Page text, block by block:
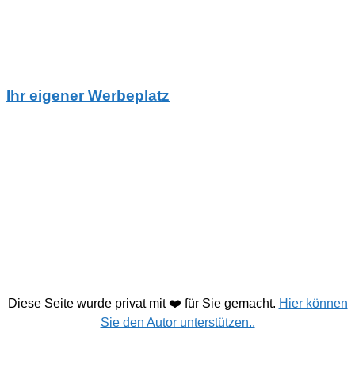
Ihr eigener Werbeplatz
Diese Seite wurde privat mit ❤️ für Sie gemacht. Hier können
Sie den Autor unterstützen..